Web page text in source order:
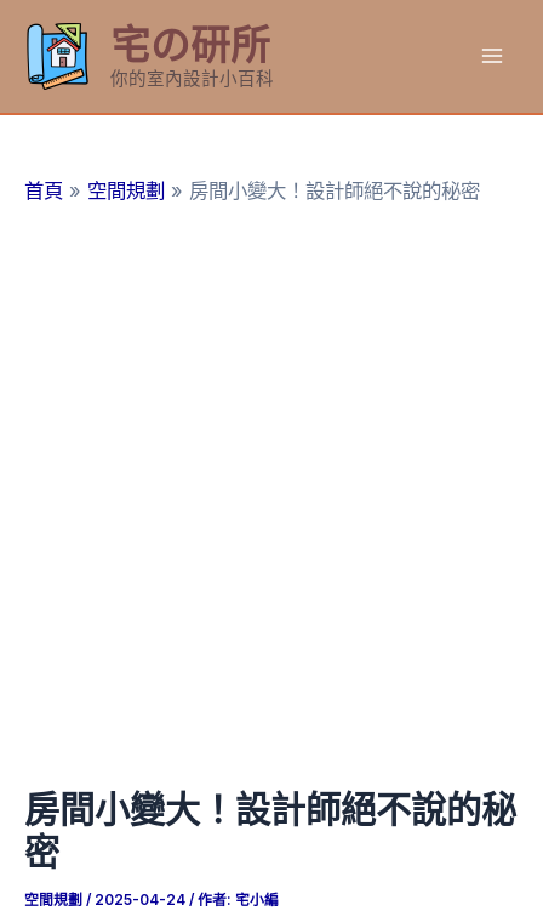
要
宅の研所
你的室內設計小百科
首頁 空間規劃 房間小變大！設計師絕不說的秘密
房間小變大！設計師絕不說的秘
密
空間規劃 / 2025-04-24 / 作者: 宅小編